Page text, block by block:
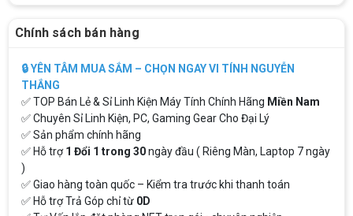
Chính sách bán hàng
🔒 YÊN TÂM MUA SẮM – CHỌN NGAY VI TÍNH NGUYỄN
THẮNG
✅ TOP Bán Lẻ & Sỉ Linh Kiện Máy Tính Chính Hãng Miền Nam
✅ Chuyên Sỉ Linh Kiện, PC, Gaming Gear Cho Đại Lý
✅ Sản phẩm chính hãng
✅ Hỗ trợ1 Đổi 1 trong 30ngày đầu ( Riêng Màn, Laptop 7 ngày
)
✅ Giao hàng toàn quốc – Kiểm tra trước khi thanh toán
✅ Hỗ trợ Trả Góp chỉ từ 0D